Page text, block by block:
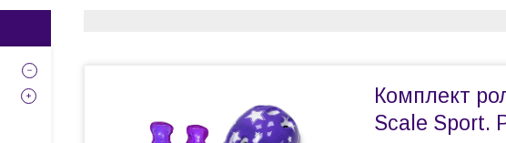
Комплект
Scale Sport.